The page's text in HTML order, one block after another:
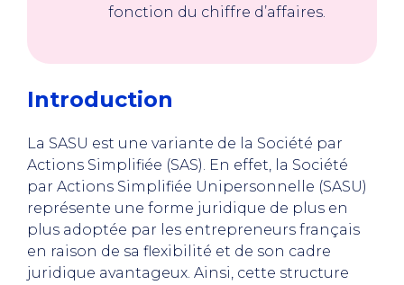
fonction du chiffre d’affaires.
Introduction
La SASU est une variante de la Société par
Actions Simplifiée (SAS). En effet, la Société
par Actions Simplifiée Unipersonnelle (SASU)
représente une forme juridique de plus en
plus adoptée par les entrepreneurs français
en raison de sa flexibilité et de son cadre
juridique avantageux. Ainsi, cette structure